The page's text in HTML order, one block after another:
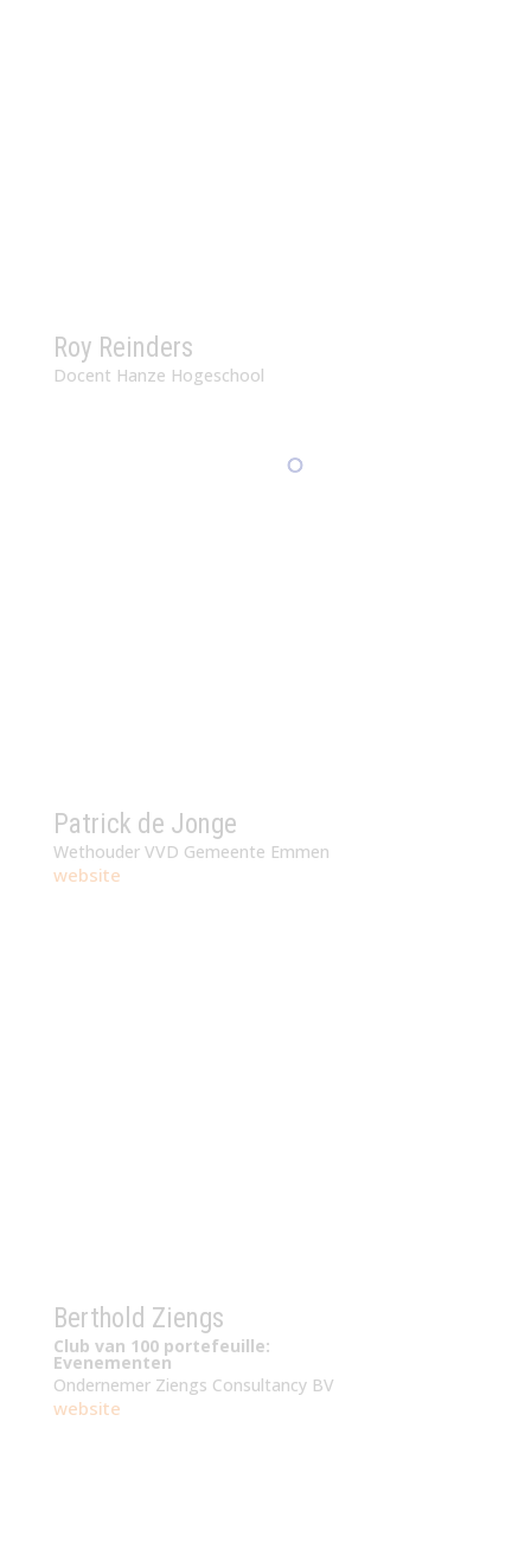
Roy Reinders
Docent Hanze Hogeschool
Patrick de Jonge
Wethouder VVD Gemeente Emmen
website
Berthold Ziengs
Club van 100 portefeuille:
Evenementen
Ondernemer Ziengs Consultancy BV
website